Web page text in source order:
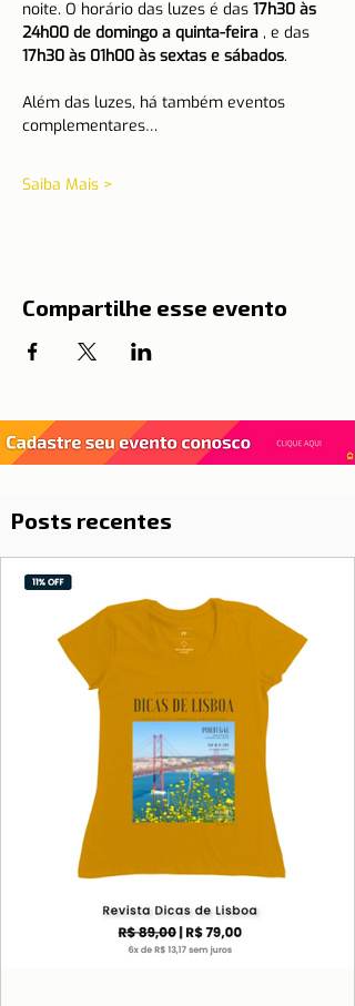
noite. O horário das luzes é das 17h30 às
24h00 de domingo a quinta-feira , e das
17h30 às 01h00 às sextas e sábados.
Além das luzes, há também eventos
complementares…
Saiba Mais >
Compartilhe esse evento
Posts recentes